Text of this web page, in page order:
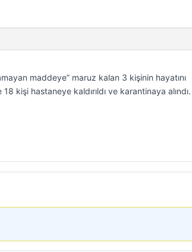
maddeye” maruz kalan 3 kişinin hayatını
kişi hastaneye kaldırıldı ve karantinaya alındı.